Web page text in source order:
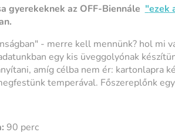
gyerekeknek az OFF-Biennále "ezek
- merre kell mennünk? hol mi
egy kis üveggolyónak
amíg célba nem ér: kartonlapra
temperával. Főszereplőnk
90 perc